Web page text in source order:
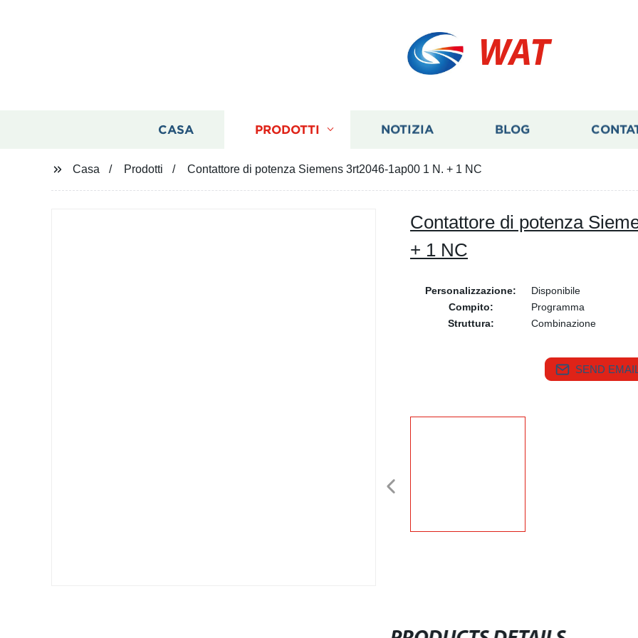
WAT
CASA PRODOTTI NOTIZIA BLOG
Casa Prodotti Contattore di potenza Siemens 3rt2046-1ap00 1 N. + 1 NC
Contattore di potenza
+ 1 NC
Personalizzazione:
Disponibile
Compito:
Programma
Struttura:
Combinazione
SEND